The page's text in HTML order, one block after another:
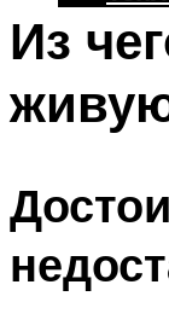
Крыша
Ворота
Меню
Из